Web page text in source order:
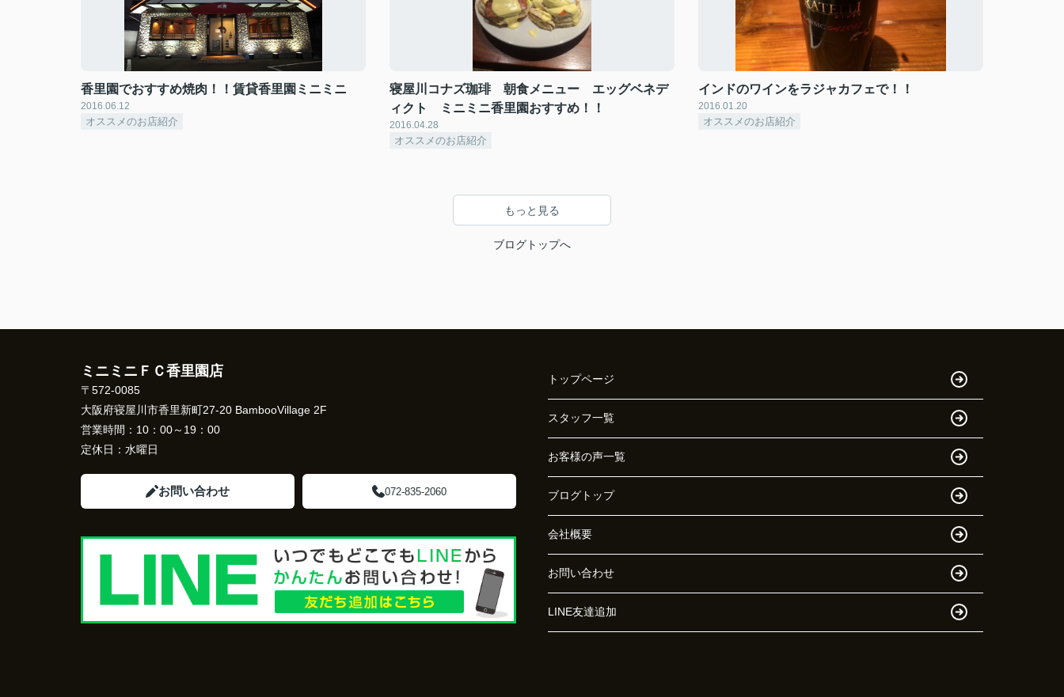
香里園でおすすめ焼肉！！賃貸香里園ミニミニ
2016.06.12
オススメのお店紹介
寝屋川コナズ珈琲 朝食メニュー エッグベネデ
ィクト ミニミニ香里園おすすめ！！
2016.04.28
オススメのお店紹介
インドのワインをラジャカフェで！！
2016.01.20
オススメのお店紹介
もっと見る
ブログトップへ
ミニミニＦＣ香里園店
〒572-0085
大阪府寝屋川市香里新町27-20 BambooVillage 2F
営業時間： 10：00～19：00
定休日： 水曜日
お問い合わせ 072-835-2060
トップページ
スタッフ一覧
お客様の声一覧
ブログトップ
会社概要
お問い合わせ
LINE友達追加